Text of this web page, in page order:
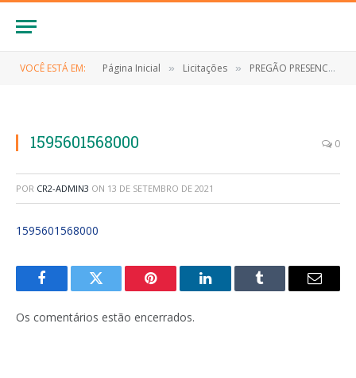
VOCÊ ESTÁ EM: Página Inicial » Licitações » PREGÃO PRESENCIAL Nº 039/2019 (Contratação de pessoa jurídica para aquisição de combustível de interesse da Administração Pública de Anapurus)
1595601568000 0
POR CR2-ADMIN3 ON 13 DE SETEMBRO DE 2021
1595601568000
FacebookTwitter Pinterest LinkedInTumblr
E-
Os comentários estão encerrados.